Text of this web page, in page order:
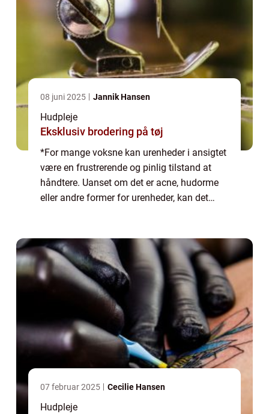
08 juni 2025 Jannik Hansen
Hudpleje
Eksklusiv brodering på tøj
*For mange voksne kan urenheder i ansigtet
være en frustrerende og pinlig tilstand at
håndtere. Uanset om det er acne, hudorme
eller andre former for urenheder, kan det
07 februar 2025 Cecilie Hansen
Hudpleje